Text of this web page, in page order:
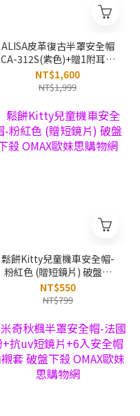
ALISA皮革復古半罩安全帽
CA-312S(紫色)+贈1附耳罩
+長鏡片+免洗內襯套6入 破
盤下殺 OMAX歐妹思購物網
NT$1,600
NT$1,999
鬆餅Kitty兒童機車安全帽-
粉紅色 (贈短鏡片) 破盤下
殺 OMAX歐妹思購物網
NT$550
NT$799